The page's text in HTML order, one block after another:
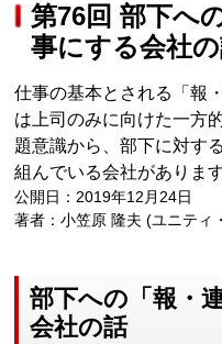
第76回 部下へ
事にする会社
仕事の基本とされる「報
は上司のみに向けた一方
題意識から、部下に対す
組んでいる会社があります
公開日：2019年12月24日
著者：小笠原 隆夫 (ユニティ
部下への「報・
会社の話